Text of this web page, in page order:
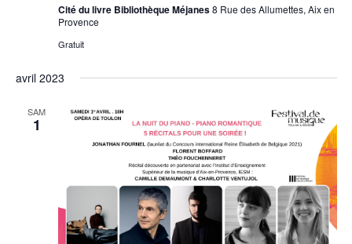
Cité du livre Bibliothèque Méjanes8 Rue des Allumettes, Aix en
Provence
Gratuit
avril 2023
SAM
1